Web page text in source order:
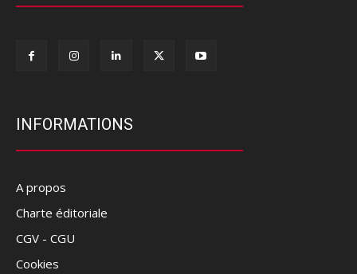
INFORMATIONS
A propos
Charte éditoriale
CGV - CGU
Cookies